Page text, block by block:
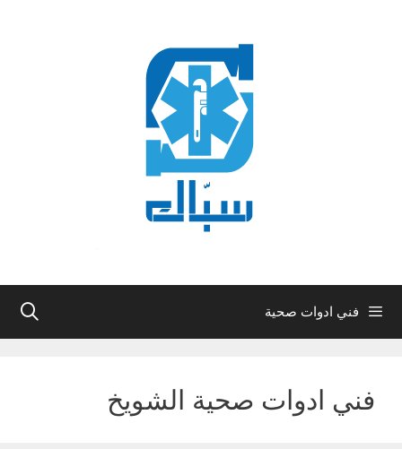
فني ادوات صحية
فني ادوات صحية الشويخ